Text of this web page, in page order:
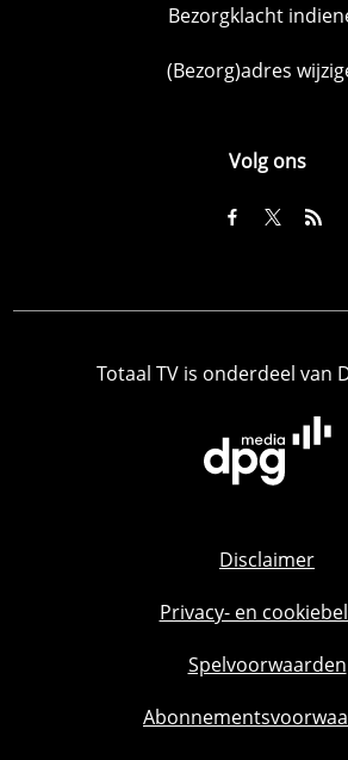
Bezorgklacht
(Bezorg)adres
Volg ons
Totaal TV is onderdeel van
Disclaimer
Privacy- en
Spelvoorwaarden